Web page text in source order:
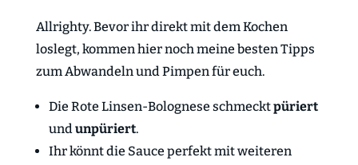
Allrighty. Bevor ihr direkt mit dem Kochen
loslegt, kommen hier noch meine besten Tipps
zum Abwandeln und Pimpen für euch.
Die Rote Linsen-Bolognese schmecktpüriert
undunpüriert.
Ihr könnt die Sauce perfekt mit weiteren